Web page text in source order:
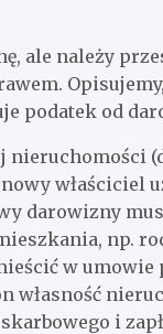
ale należy
podatek od
nieruchomości
właściciel
darowizny
np.
w
własność
i